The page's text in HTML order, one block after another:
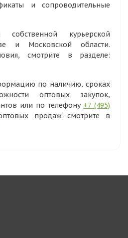
и сопроводительные
собственной курьерской
и Московской области.
смотрите в разделе:
по наличию, сроках
оптовых закупок,
или по телефону +7 (495)
продаж смотрите в